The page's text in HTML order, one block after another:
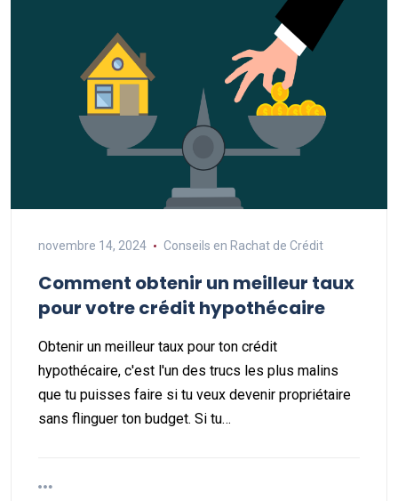
novembre 14, 2024 Conseils en Rachat de Crédit
Comment obtenir un meilleur taux
pour votre crédit hypothécaire
Obtenir un meilleur taux pour ton crédit
hypothécaire, c'est l'un des trucs les plus malins
que tu puisses faire si tu veux devenir propriétaire
sans flinguer ton budget. Si tu…